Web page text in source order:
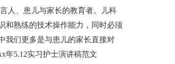
人、患儿与家长的教育者。儿科
和熟练的技术操作能力，同时必须
我们更多是与患儿的家长直接对
年5.12实习护士演讲稿范文